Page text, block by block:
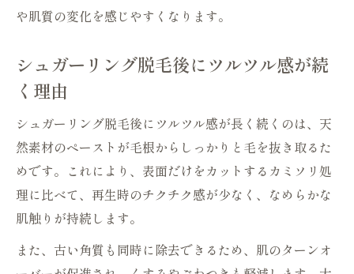
いコツ
は
ツ
繰り返すほどシュガーリング脱毛は毛が細
くなる？
脱毛の頻度と日常生活のバランスを考える
方法
シュガーリング脱毛で失敗しやすいタイミ
ングとは
や肌質の変化を感じやすくなります。
シュガーリング脱毛後にツルツル感が続
く理由
シュガーリング脱毛後にツルツル感が長く続くのは、天
然素材のペーストが毛根からしっかりと毛を抜き取るた
めです。これにより、表面だけをカットするカミソリ処
理に比べて、再生時のチクチク感が少なく、なめらかな
肌触りが持続します。
また、古い角質も同時に除去できるため、肌のターンオ